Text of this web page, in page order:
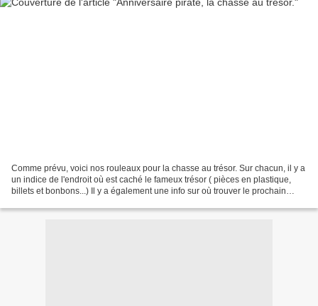
Comme prévu, voici nos rouleaux pour la chasse au trésor. Sur chacun, il y a
un indice de l'endroit où est caché le fameux trésor ( pièces en plastique,
billets et bonbons...) Il y a également une info sur où trouver le prochain